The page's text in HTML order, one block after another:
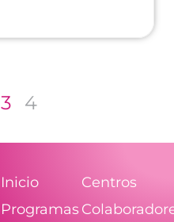
3 4
Inicio
Programas
Centros